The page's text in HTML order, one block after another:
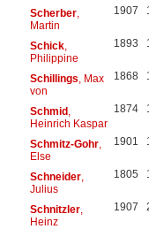
Scherber,
Martin
1907
Schick,
Philippine
1893
Schillings , Max
von
1868
Schmid,
Heinrich Kaspar
1874
Schmitz-Gohr,
Else
1901
Schneider,
Julius
1805
Schnitzler,
Heinz
1907